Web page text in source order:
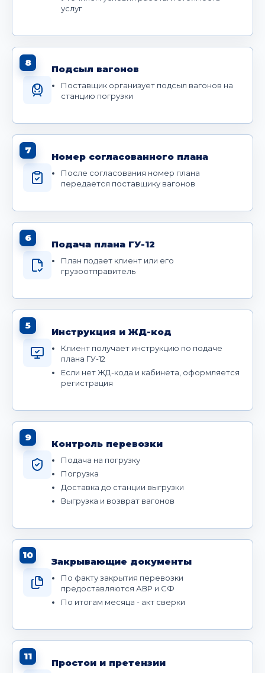
услуг
8
Подсыл вагонов
Поставщик организует подсыл вагонов на
станцию погрузки
7
Номер согласованного плана
После согласования номер плана
передается поставщику вагонов
6
Подача плана ГУ-12
План подает клиент или его
грузоотправитель
5
Инструкция и ЖД-код
Клиент получает инструкцию по подаче
плана ГУ-12
Если нет ЖД-кода и кабинета, оформляется
регистрация
9
Контроль перевозки
Подача на погрузку
Погрузка
Доставка до станции выгрузки
Выгрузка и возврат вагонов
10
Закрывающие документы
По факту закрытия перевозки
предоставляются АВР и СФ
По итогам месяца - акт сверки
11
Простои и претензии